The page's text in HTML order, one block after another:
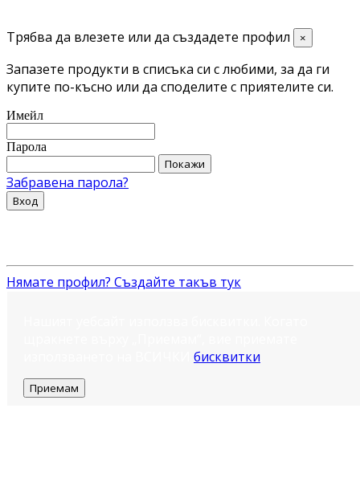
Трябва да влезете или да създадете профил ×
Запазете продукти в списъка си с любими, за да ги
купите по-късно или да споделите с приятелите си.
Имейл
Парола
Покажи
Забравена парола?
Вход
Нямате профил? Създайте такъв тук
бисквитки
Приемам